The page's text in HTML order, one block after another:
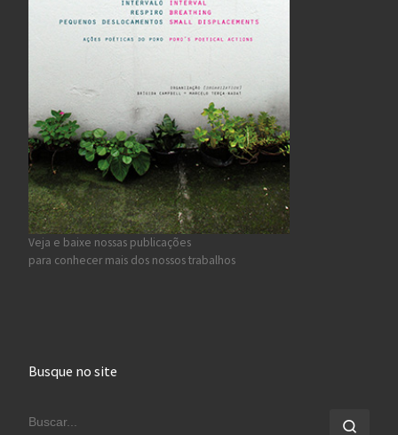
Veja e baixe nossas publicações
para conhecer mais dos nossos trabalhos
Busque no site
BUSCAR